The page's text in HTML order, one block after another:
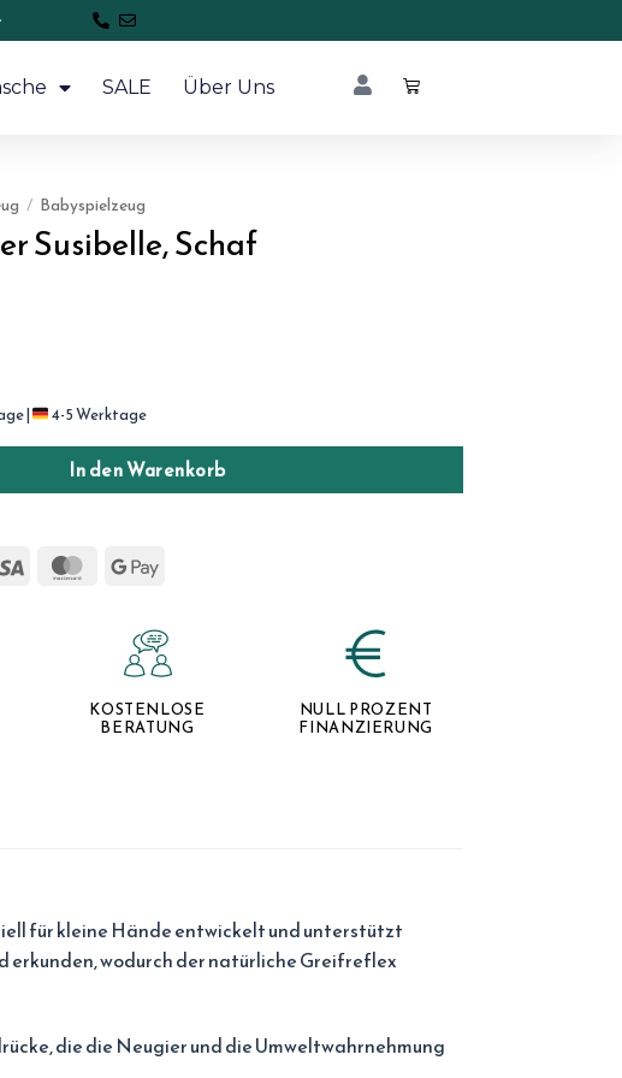
SALE Über Uns
/ Babyspielzeug
Susibelle, Schaf
| 4-5 Werktage
In den Warenkorb
KOSTENLOSE
BERATUNG
NULL PROZENT
FINANZIERUNG
für kleine Hände entwickelt und unterstützt
erkunden, wodurch der natürliche Greifreflex
die die Neugier und die Umweltwahrnehmung